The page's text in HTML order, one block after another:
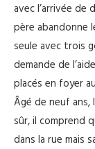
avec l’arrivée de
père abandonne
seule avec trois
demande de
placés en foyer
Âgé de neuf ans,
sûr, il comprend
dans la rue mais